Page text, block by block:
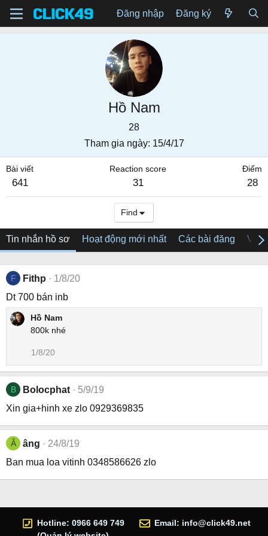
Đăng nhập Đăng ký
Hồ Nam
28
Tham gia ngày 15/4/17
Bài viết
641
Reaction score
31
Điểm
28
Find
Tin nhắn hồ sơ Hoạt động mới nhất Các bài đăng Về
F Fithp
1/8/20
Dt 700 bán inb
Hồ Nam
800k nhé
1/8/20
B Bolocphat
5/9/19
Xin gia+hinh xe zlo 0929369835
Â âng
24/8/19
Ban mua loa vitinh 0348586626 zlo
Hotline: 0966 649 749
Email: info@click49.net